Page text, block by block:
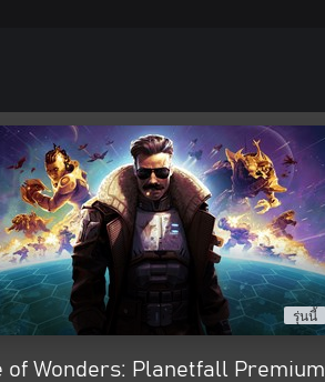
รุ่นนี้
of Wonders: Planetfall Premium